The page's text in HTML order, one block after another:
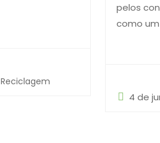
Reciclagem
pelos
como
4 de